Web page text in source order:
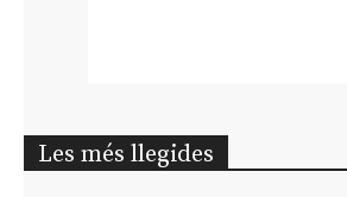
Les més llegides